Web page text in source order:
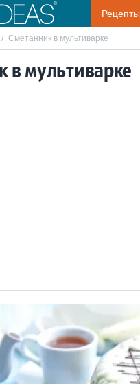
Рецепты
/ Сметанник в мультиварке
в мультиварке